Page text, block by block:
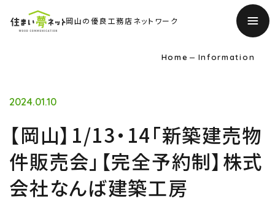
岡山の優良工務店ネットワーク
TOP
Home Information
2024.01.10
【岡山】1/13・14「新築建売物
件販売会」【完全予約制】株式
会社なんば建築工房